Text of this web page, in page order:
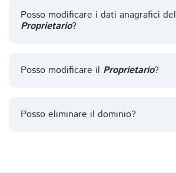
Posso modificare i dati anagrafici del
Proprietario?
Posso modificare il Proprietario?
Posso eliminare il dominio?